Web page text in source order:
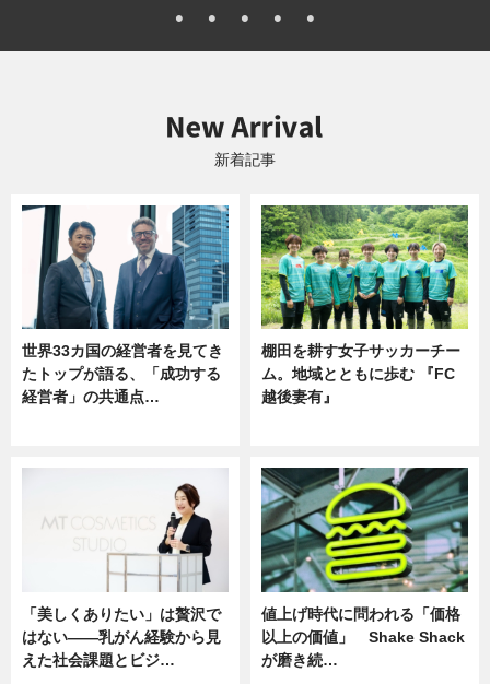
新着記事
世界33カ国の経営者を見てき
たトップが語る、「成功する
経営者」の共通点…
棚田を耕す女子サッカーチー
ム。地域とともに歩む 『FC
越後妻有』
「美しくありたい」は贅沢で
はない――乳がん経験から見
えた社会課題とビジ…
値上げ時代に問われる「価格
以上の価値」 Shake Shack
が磨き続…